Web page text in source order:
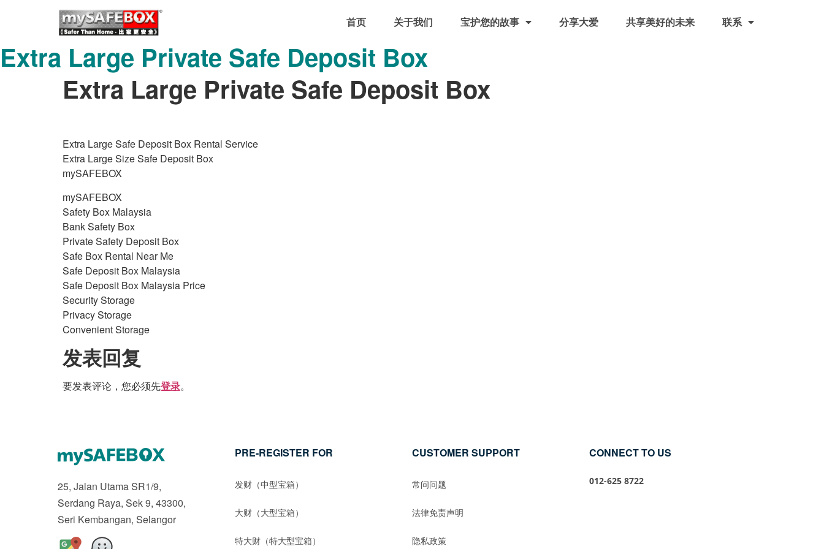
首页 关于我们 宝护您的故事 分享大爱 共享美好的未来 联系
Extra Large Private Safe Deposit Box
Extra Large Private Safe Deposit Box
Extra Large Safe Deposit Box Rental Service
Extra Large Size Safe Deposit Box
mySAFEBOX
mySAFEBOX
Safety Box Malaysia
Bank Safety Box
Private Safety Deposit Box
Safe Box Rental Near Me
Safe Deposit Box Malaysia
Safe Deposit Box Malaysia Price
Security Storage
Privacy Storage
Convenient Storage
发表回复
要发表评论，您必须先登录。
25, Jalan Utama SR1/9,
Serdang Raya, Sek 9, 43300,
Seri Kembangan, Selangor
PRE-REGISTER FOR
发财（中型宝箱）
大财（大型宝箱）
特大财（特大型宝箱）
CUSTOMER SUPPORT
常问问题
法律免责声明
隐私政策
CONNECT TO US
012-625 8722